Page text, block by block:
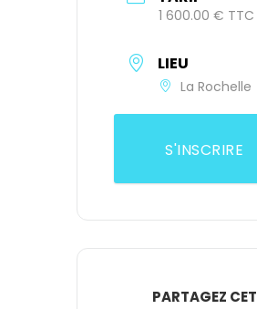
1 600.00 € TTC
LIEU
La Rochelle
S'INSCRIRE
PARTAGEZ CET